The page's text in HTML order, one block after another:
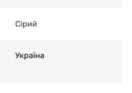
Сірий
Україна